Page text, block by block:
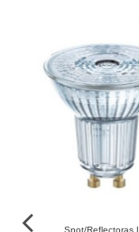
Bombillas Led